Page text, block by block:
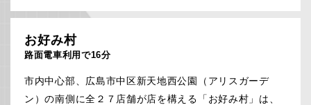
お好み村
路面電車利用で16分
市内中心部、広島市中区新天地西公園（アリスガーデ
ン）の南側に全２７店舗が店を構える「お好み村」は、